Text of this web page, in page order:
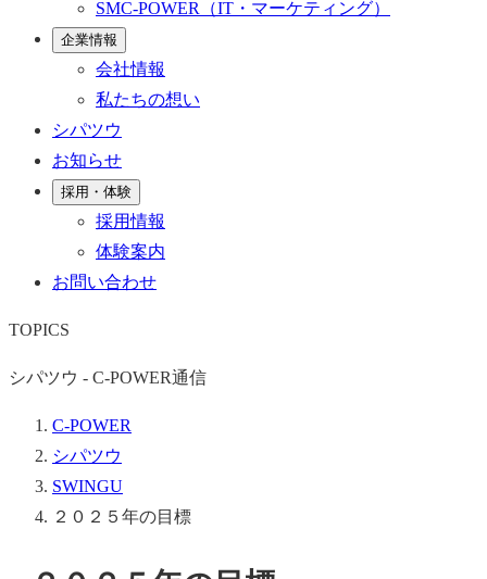
SMC-POWER
（IT・マーケティング）
企業情報
会社情報
私たちの想い
シパツウ
お知らせ
採用・体験
採用情報
体験案内
お問い合わせ
TOPICS
シパツウ - C-POWER通信
C-POWER
シパツウ
SWINGU
２０２５年の目標